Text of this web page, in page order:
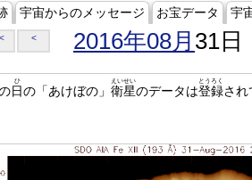
宇宙からのメッセージ お宝データ 宇
< 2016年08月 31日
日
ひ
の「あけぼの」 衛星
えいせい
のデータは登録
とうろく
され